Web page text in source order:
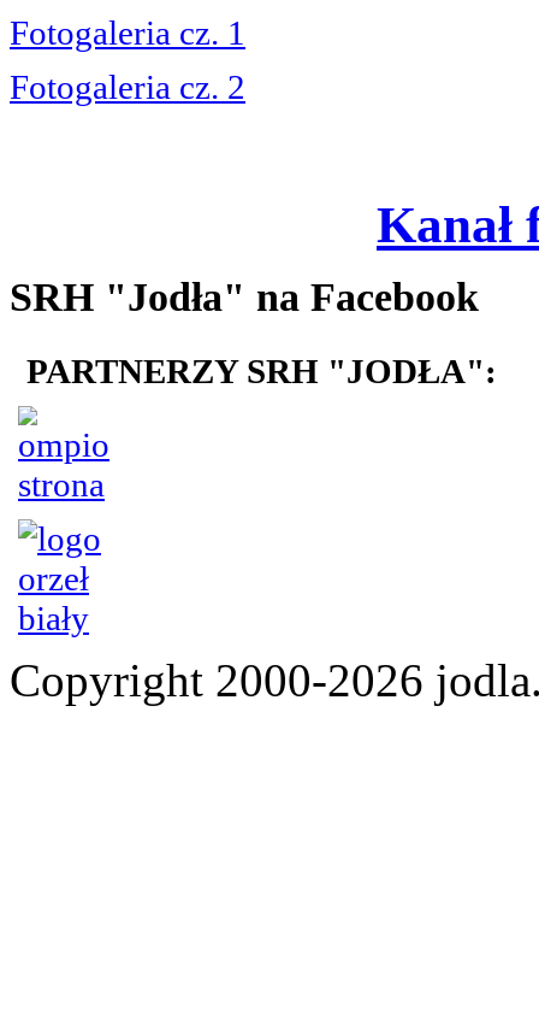
Fotogaleria cz. 1
Fotogaleria cz. 2
SRH "Jodła" na Facebook
PARTNERZY SRH "JODŁA":
Copyright 2000-2026